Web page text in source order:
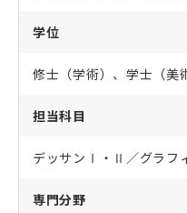
学位
修士（学術）、学士（美
担当科目
デッサンⅠ・Ⅱ／グラフ
専門分野